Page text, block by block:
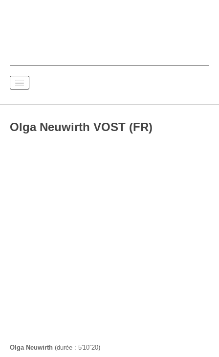
DOCUMENTAIRES
Olga Neuwirth VOST (FR)
Olga Neuwirth (durée : 5'10''20)